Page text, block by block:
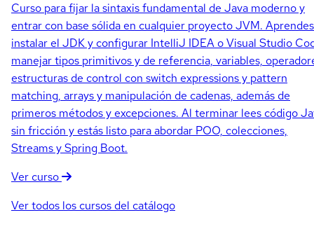
Curso para fijar la sintaxis fundamental de Java moderno y
entrar con base sólida en cualquier proyecto JVM.
instalar el JDK y configurar IntelliJ IDEA o Visual Studio
manejar tipos primitivos y de referencia, variables,
estructuras de control con switch expressions y pattern
matching, arrays y manipulación de cadenas, además de
primeros métodos y excepciones. Al terminar lees código
sin fricción y estás listo para abordar POO, colecciones,
Streams y Spring Boot.
Ver curso
Ver todos los cursos del catálogo